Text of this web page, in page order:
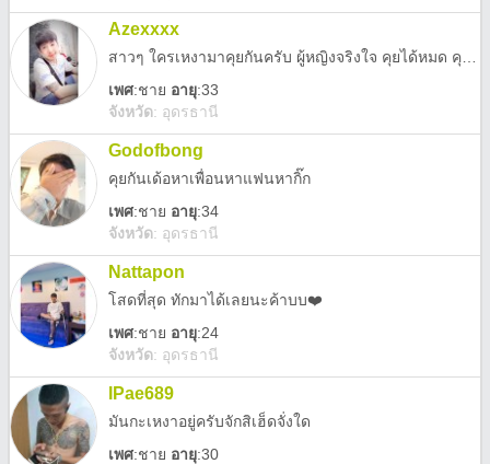
Azexxxx
เพศ:ชาย อายุ:33
จังหวัด: อุดรธานี
Godofbong
คุยกันเด้อหาเพื่อนหาแฟนหากิ๊ก
เพศ:ชาย อายุ:34
จังหวัด: อุดรธานี
Nattapon
โสดที่สุด ทักมาได้เลยนะค้าบบ❤️
เพศ:ชาย อายุ:24
จังหวัด: อุดรธานี
IPae689
มันกะเหงาอยู่ครับจักสิเฮ็ดจั่งใด
เพศ:ชาย อายุ:30